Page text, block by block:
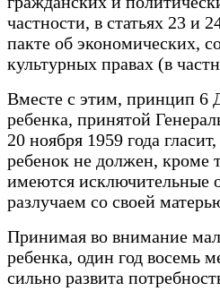
частности, в статьях 23 и
пакте об экономических,
культурных правах (в
Вместе с этим, принцип 6
ребенка, принятой
20 ноября 1959 года
ребенок не должен, кроме
имеются исключительные
разлучаем со своей
Принимая во внимание
ребенка, один год восемь
сильно развита